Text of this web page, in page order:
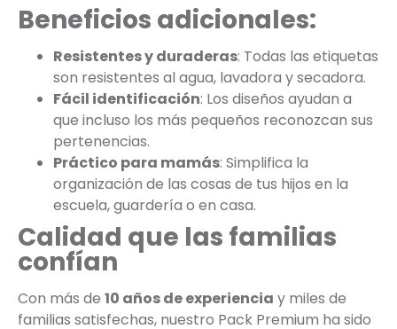
Beneficios adicionales:
Resistentes y duraderas: Todas las etiquetas
son resistentes al agua, lavadora y secadora.
Fácil identificación: Los diseños ayudan a
que incluso los más pequeños reconozcan sus
pertenencias.
Práctico para mamás: Simplifica la
organización de las cosas de tus hijos en la
escuela, guardería o en casa.
Calidad que las familias
confían
Con más de 10 años de experiencia y miles de
familias satisfechas, nuestro Pack Premium ha sido